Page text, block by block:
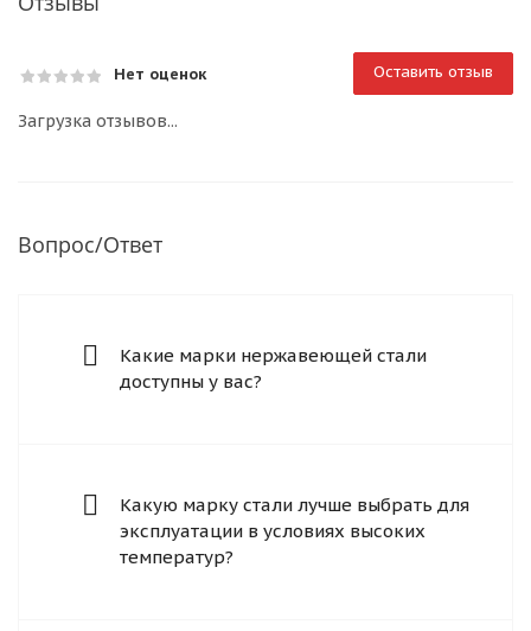
Нет оценок Оставить отзыв
Загрузка отзывов...
Вопрос/Ответ
Какие марки нержавеющей стали
доступны у вас?
Какую марку стали лучше выбрать для
эксплуатации в условиях высоких
температур?